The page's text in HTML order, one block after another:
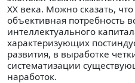
XX века. Можно сказать,
объективная потребность
интеллектуального
характеризующих
развития, в выработке
систематизации
наработок.